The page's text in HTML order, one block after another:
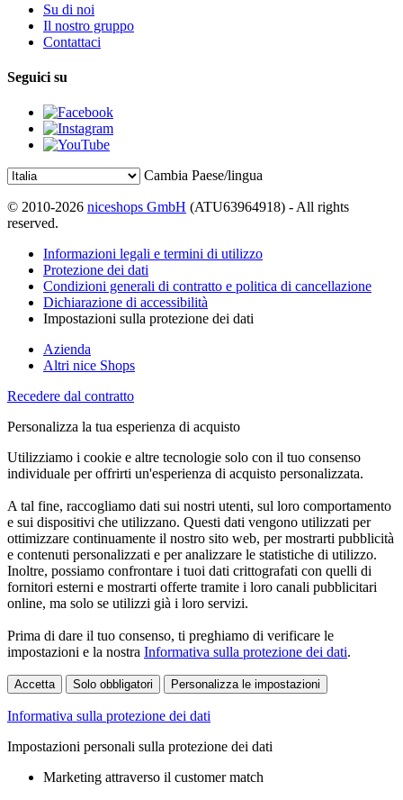
Su di noi
Il nostro gruppo
Contattaci
Seguici su
Cambia Paese/lingua
© 2010-2026 niceshops GmbH (ATU63964918) - All rights
reserved.
Informazioni legali e termini di utilizzo
Protezione dei dati
Condizioni generali di contratto e politica di cancellazione
Dichiarazione di accessibilità
Impostazioni sulla protezione dei dati
Azienda
Altri nice Shops
Recedere dal contratto
Personalizza la tua esperienza di acquisto
Utilizziamo i cookie e altre tecnologie solo con il tuo consenso
individuale per offrirti un'esperienza di acquisto personalizzata.
A tal fine, raccogliamo dati sui nostri utenti, sul loro comportamento
e sui dispositivi che utilizzano. Questi dati vengono utilizzati per
ottimizzare continuamente il nostro sito web, per mostrarti pubblicità
e contenuti personalizzati e per analizzare le statistiche di utilizzo.
Inoltre, possiamo confrontare i tuoi dati crittografati con quelli di
fornitori esterni e mostrarti offerte tramite i loro canali pubblicitari
online, ma solo se utilizzi già i loro servizi.
Prima di dare il tuo consenso, ti preghiamo di verificare le
impostazioni e la nostra Informativa sulla protezione dei dati.
Accetta Solo obbligatori Personalizza le impostazioni
Informativa sulla protezione dei dati
Impostazioni personali sulla protezione dei dati
Marketing attraverso il customer match